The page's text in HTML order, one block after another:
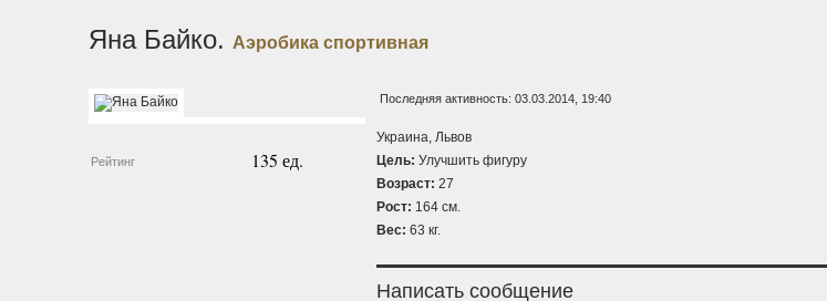
Яна Байко. Аэробика спортивная
Рейтинг 135 ед.
Последняя активность: 03.03.2014, 19:40
Украина, Львов
Цель: Улучшить фигуру
Возраст: 27
Рост: 164 см.
Вес: 63 кг.
Написать сообщение